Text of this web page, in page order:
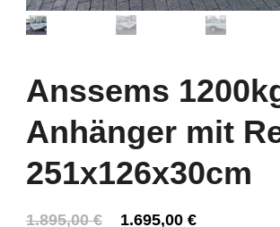
Anssems
Anhänger mit
251x126x30cm
1.895,00€
Ursprünglicher
1.695,00 €Aktueller